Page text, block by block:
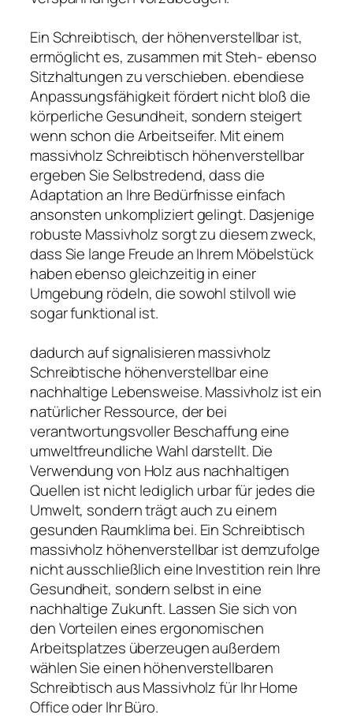
Ein Schreibtisch, der höhenverstellbar ist,
ermöglicht es, zusammen mit Steh- ebenso
Sitzhaltungen zu verschieben. ebendiese
Anpassungsfähigkeit fördert nicht bloß die
körperliche Gesundheit, sondern steigert
wenn schon die Arbeitseifer. Mit einem
massivholz Schreibtisch höhenverstellbar
ergeben Sie Selbstredend, dass die
Adaptation an Ihre Bedürfnisse einfach
ansonsten unkompliziert gelingt. Dasjenige
robuste Massivholz sorgt zu diesem zweck,
dass Sie lange Freude an Ihrem Möbelstück
haben ebenso gleichzeitig in einer
Umgebung rödeln, die sowohl stilvoll wie
sogar funktional ist.
dadurch auf signalisieren massivholz
Schreibtische höhenverstellbar eine
nachhaltige Lebensweise. Massivholz ist ein
natürlicher Ressource, der bei
verantwortungsvoller Beschaffung eine
umweltfreundliche Wahl darstellt. Die
Verwendung von Holz aus nachhaltigen
Quellen ist nicht lediglich urbar für jedes die
Umwelt, sondern trägt auch zu einem
gesunden Raumklima bei. Ein Schreibtisch
massivholz höhenverstellbar ist demzufolge
nicht ausschließlich eine Investition rein Ihre
Gesundheit, sondern selbst in eine
nachhaltige Zukunft. Lassen Sie sich von
den Vorteilen eines ergonomischen
Arbeitsplatzes überzeugen außerdem
wählen Sie einen höhenverstellbaren
Schreibtisch aus Massivholz für Ihr Home
Office oder Ihr Büro.